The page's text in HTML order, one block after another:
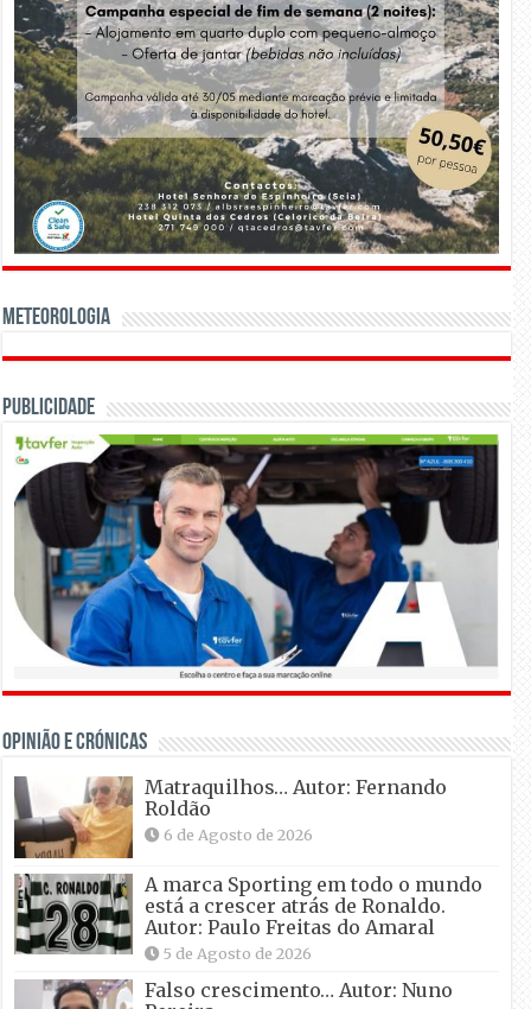
Meteorologia
Publicidade
OPINIÃO E CRÓNICAS
Matraquilhos… Autor: Fernando
Roldão
6 de Agosto de 2026
A marca Sporting em todo o mundo
está a crescer atrás de Ronaldo.
Autor: Paulo Freitas do Amaral
5 de Agosto de 2026
Falso crescimento… Autor: Nuno